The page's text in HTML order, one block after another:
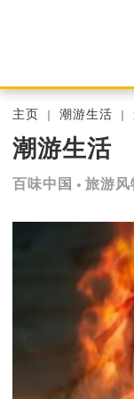
主页 潮游生活
潮游生活
百味中国 旅游风